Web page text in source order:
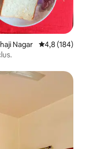
Nagar Évaluation
4,8 (184)